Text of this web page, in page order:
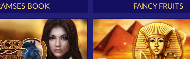
BOOK FANCY FRUITS